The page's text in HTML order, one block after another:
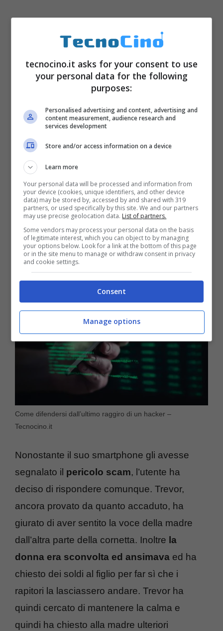
L’utente che su TikTok ha spiegato il raggiro
si chiama Trevor ed
ha raccontato la sua
pochi giorni le tre milioni di visualizzazioni.
cercato di mettere in guardia i suoi followers
e non rivelando come con l’evolversi della
tecnologia sia semprepiù difficile
riconoscere questo tipo di raggiri. Trevor
ha quindi rivelato di aver ricevuto una
telefonata da un numero sconosciuto mentre
andava in palestra.
Come difendersi dall’ultimo raggiro di un hacker –
Tecnocino.it
Nonostante il suo smartphone gli avesse
segnalato il pericolo scam, l’utente ha
deciso di rispondere comunque. Trevor,
ancora provato da quanto accaduto, ha
giurato di aver sentito la voce della madre
dall’altra parte della cornetta. Inoltre la
donna era sconvolta ed ansimava ed ha
chiesto dei soldi al figlio per far sì che i
rapitori la lasciassero andare. Trevor ha
quindi cercato di mantenere la calma e
quindi ha chiesto alla madre ulteriori
tecnocino.it asks for your consent to use
your personal data for the following
purposes:
Personalised advertising and content, advertising and
content measurement, audience research and
services development
Store and/or access information on a device
Learn more
Your personal data will be processed and information from
your device (cookies, unique identifiers, and other device
data) may be stored by, accessed by and shared with 319
partners, or used specifically by this site. We and our partners
may use precise geolocation data. List of partners.
Some vendors may process your personal data on the basis
of legitimate interest, which you can object to by managing
your options below. Look for a link at the bottom of this page
or in the site menu to manage or withdraw consent in privacy
and cookie settings.
Consent
Manage options